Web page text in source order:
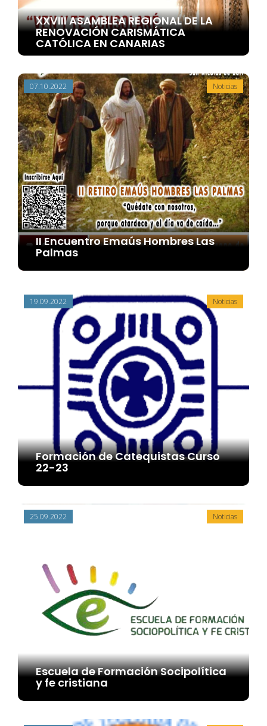
XXVIII ASAMBLEA REGIONAL DE LA
RENOVACIÓN CARISMÁTICA
CATÓLICA EN CANARIAS
07.10.2022 Noticias
II Encuentro Emaús Hombres Las
Palmas
19.09.2022 Noticias
Formación de Catequistas Curso
22-23
25.09.2022 Noticias
Escuela de Formación Socipolítica
y fe cristiana